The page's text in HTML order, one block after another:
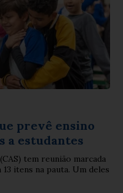
prevê ensino
a estudantes
tem reunião marcada
itens na pauta. Um deles